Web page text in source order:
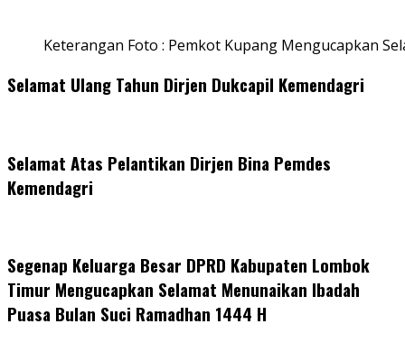
Keterangan Foto : Pemkot Kupang Mengucapkan
Selamat Ulang Tahun Dirjen Dukcapil Kemendagri
Selamat Atas Pelantikan Dirjen Bina Pemdes
Kemendagri
Segenap Keluarga Besar DPRD Kabupaten Lombok
Timur Mengucapkan Selamat Menunaikan Ibadah
Puasa Bulan Suci Ramadhan 1444 H